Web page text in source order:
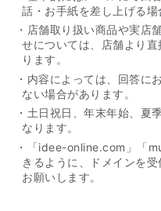
話・お手紙を差し上げる場
・店舗取り扱い商品や実店
せについては、店舗より
ります。
・内容によっては、回答に
ない場合があります。
・土日祝日、年末年始、夏
なります。
・「idee-online.com」「
きるように、ドメインを
お願いします。